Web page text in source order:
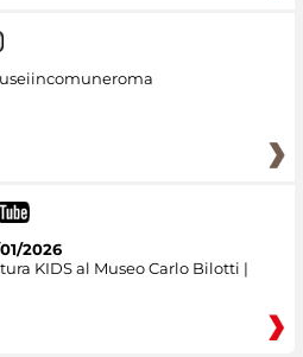
2026
KIDS al Museo Carlo Bilotti |